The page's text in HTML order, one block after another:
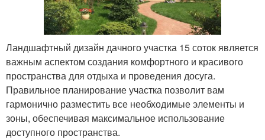
Ландшафтный дизайн дачного участка 15 соток является
важным аспектом создания комфортного и красивого
пространства для отдыха и проведения досуга.
Правильное планирование участка позволит вам
гармонично разместить все необходимые элементы и
зоны, обеспечивая максимальное использование
доступного пространства.